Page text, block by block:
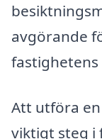
avgörande
fastighetens
Att utföra
viktigt steg i